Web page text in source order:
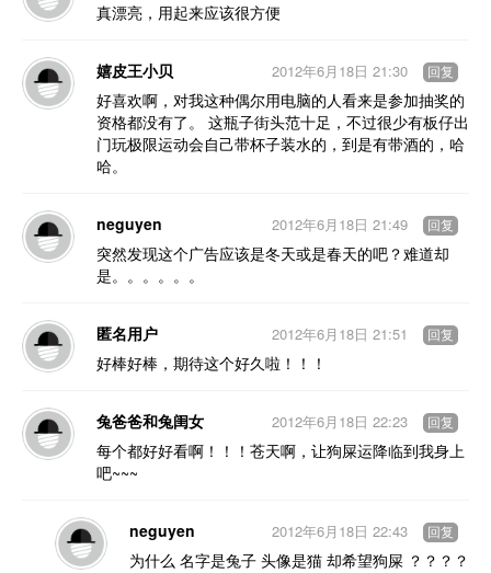
真漂亮，用起来应该很方便
嬉皮王小贝
好喜欢啊，对我这种偶尔用电脑的人看来是参加抽奖的
资格都没有了。 这瓶子街头范十足，不过很少有板仔出
门玩极限运动会自己带杯子装水的，到是有带酒的，哈
哈。
2012年6月18日 21:30 回复
neguyen
突然发现这个广告应该是冬天或是春天的吧？难道却
是。。。。。。
2012年6月18日 21:49 回复
匿名用户
好棒好棒，期待这个好久啦！！！
2012年6月18日 21:51 回复
兔爸爸和兔闺女
每个都好好看啊！！！苍天啊，让狗屎运降临到我身上
吧~~~
2012年6月18日 22:23 回复
neguyen
为什么 名字是兔子 头像是猫 却希望狗屎 ？？？？
2012年6月18日 22:43 回复